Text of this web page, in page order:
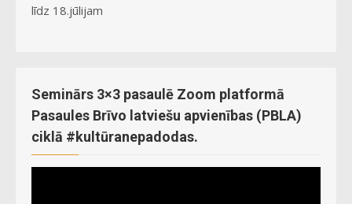
līdz 18.jūlijam
Seminārs 3×3 pasaulē Zoom platformā
Pasaules Brīvo latviešu apvienības (PBLA)
ciklā #kultūranepadodas.